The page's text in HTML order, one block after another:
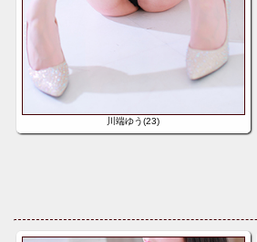
川端ゆう(23)